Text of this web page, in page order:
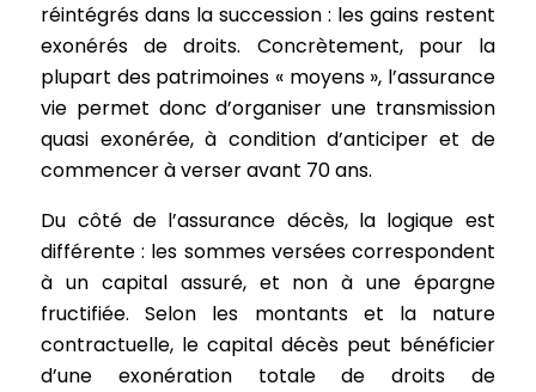
réintégrés dans la succession : les gains restent
exonérés de droits. Concrètement, pour la
plupart des patrimoines « moyens », l’assurance
vie permet donc d’organiser une transmission
quasi exonérée, à condition d’anticiper et de
commencer à verser avant 70 ans.
Du côté de l’assurance décès, la logique est
différente : les sommes versées correspondent
à un capital assuré, et non à une épargne
fructifiée. Selon les montants et la nature
contractuelle, le capital décès peut bénéficier
d’une exonération totale de droits de